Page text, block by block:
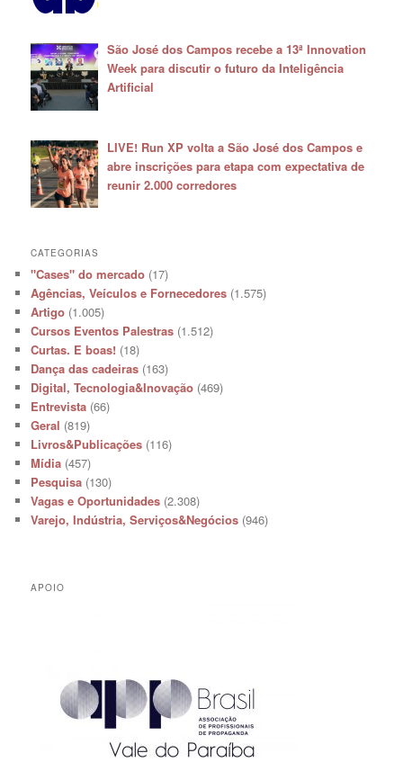
São José dos Campos recebe a 13ª Innovation
Week para discutir o futuro da Inteligência
Artificial
LIVE! Run XP volta a São José dos Campos e
abre inscrições para etapa com expectativa de
reunir 2.000 corredores
CATEGORIAS
"Cases" do mercado (17)
Agências, Veículos e Fornecedores (1.575)
Artigo (1.005)
Cursos Eventos Palestras (1.512)
Curtas. E boas! (18)
Dança das cadeiras (163)
Digital, Tecnologia&Inovação (469)
Entrevista (66)
Geral (819)
Livros&Publicações (116)
Mídia (457)
Pesquisa (130)
Vagas e Oportunidades (2.308)
Varejo, Indústria, Serviços&Negócios (946)
APOIO